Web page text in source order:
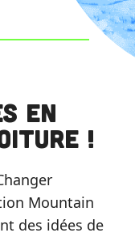
en
!
Mountain
des idées de